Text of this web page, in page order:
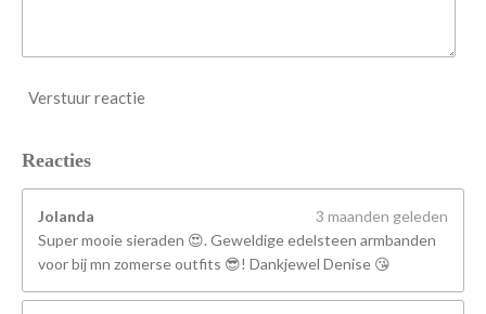
Verstuur reactie
Reacties
Jolanda
3 maanden geleden
Super mooie sieraden 😍. Geweldige edelsteen armbanden
voor bij mn zomerse outfits 😎! Dankjewel Denise 😘